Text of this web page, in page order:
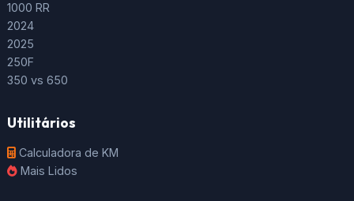
1000 RR
2024
2025
250F
350 vs 650
Utilitários
Calculadora de KM
Mais Lidos